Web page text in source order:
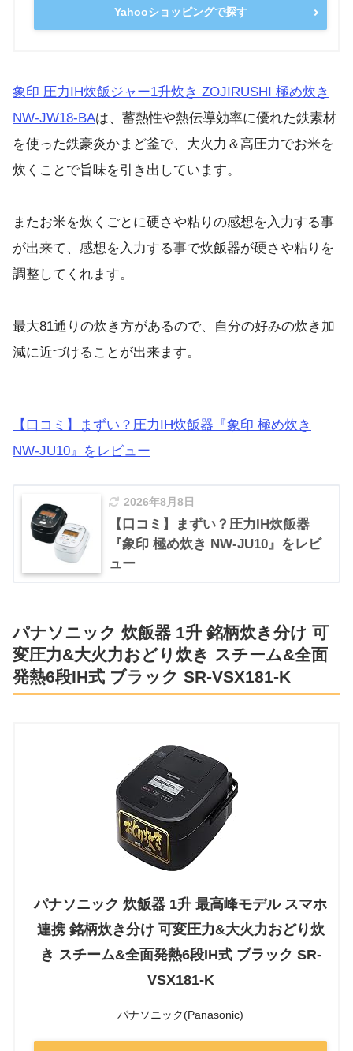
Yahooショッピングで探す
象印 圧力IH炊飯ジャー1升炊き ZOJIRUSHI 極め炊き
NW-JW18-BAは、蓄熱性や熱伝導効率に優れた鉄素材
を使った鉄豪炎かまど釜で、大火力＆高圧力でお米を
炊くことで旨味を引き出しています。
またお米を炊くごとに硬さや粘りの感想を入力する事
が出来て、感想を入力する事で炊飯器が硬さや粘りを
調整してくれます。
最大81通りの炊き方があるので、自分の好みの炊き加
減に近づけることが出来ます。
【口コミ】まずい？圧力IH炊飯器『象印 極め炊き
NW-JU10』をレビュー
2026年8月8日
【口コミ】まずい？圧力IH炊飯器
『象印 極め炊き NW-JU10』をレビ
ュー
パナソニック 炊飯器 1升 銘柄炊き分け 可
変圧力&大火力おどり炊き スチーム&全面
発熱6段IH式 ブラック SR-VSX181-K
パナソニック 炊飯器 1升 最高峰モデル スマホ
連携 銘柄炊き分け 可変圧力&大火力おどり炊
き スチーム&全面発熱6段IH式 ブラック SR-
VSX181-K
パナソニック(Panasonic)